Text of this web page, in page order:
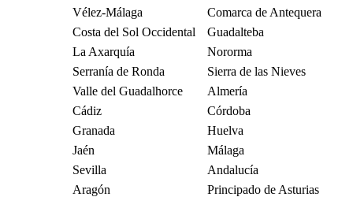
Vélez-Málaga
Comarca de Antequera
Costa del Sol Occidental
Guadalteba
La Axarquía
Nororma
Serranía de Ronda
Sierra de las Nieves
Valle del Guadalhorce
Almería
Cádiz
Córdoba
Granada
Huelva
Jaén
Málaga
Sevilla
Andalucía
Aragón
Principado de Asturias